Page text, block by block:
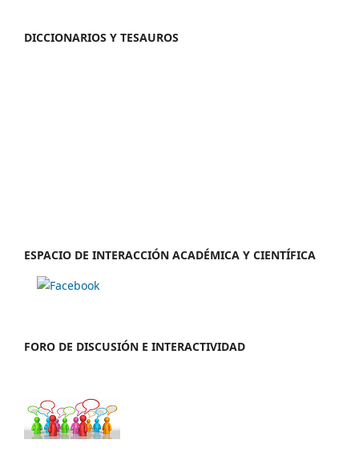
DICCIONARIOS Y TESAUROS
ESPACIO DE INTERACCIÓN ACADÉMICA Y CIENTÍFICA
FORO DE DISCUSIÓN E INTERACTIVIDAD